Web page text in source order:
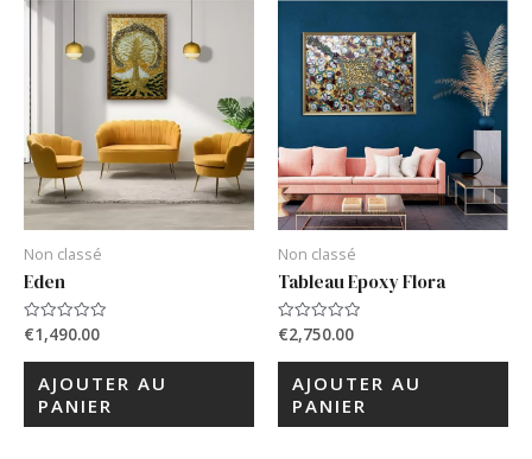
Non classé
Eden
Note
0
sur
€1,490.00
AJOUTER AU
PANIER
Non classé
Tableau Epoxy Flora
Note
0
sur
€2,750.00
AJOUTER AU
PANIER